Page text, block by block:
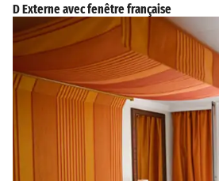
D Externe avec fenêtre française